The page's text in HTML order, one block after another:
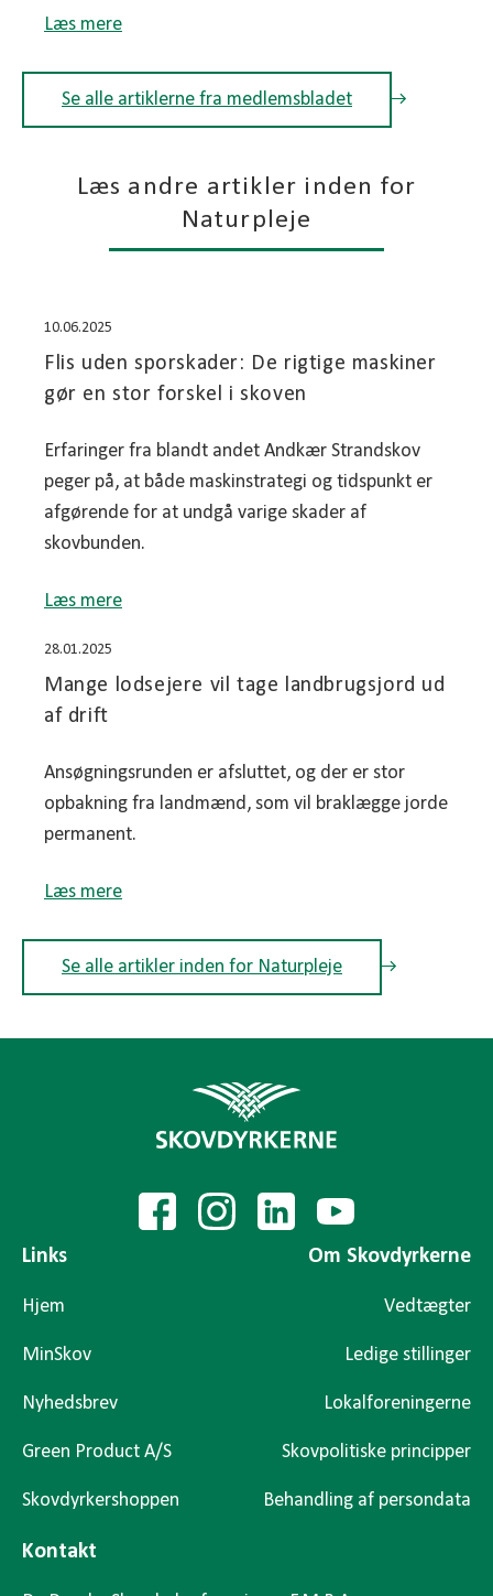
Læs mere
Se alle artiklerne fra medlemsbladet
Læs andre artikler inden for
Naturpleje
10.06.2025
Flis uden sporskader: De rigtige maskiner
gør en stor forskel i skoven
Erfaringer fra blandt andet Andkær Strandskov
peger på, at både maskinstrategi og tidspunkt er
afgørende for at undgå varige skader af
skovbunden.
Læs mere
28.01.2025
Mange lodsejere vil tage landbrugsjord ud
af drift
Ansøgningsrunden er afsluttet, og der er stor
opbakning fra landmænd, som vil braklægge jorde
permanent.
Læs mere
Se alle artikler inden for Naturpleje
Links
Hjem
MinSkov
Nyhedsbrev
Green Product A/S
Skovdyrkershoppen
Om Skovdyrkerne
Vedtægter
Ledige stillinger
Lokalforeningerne
Skovpolitiske principper
Behandling af persondata
Kontakt